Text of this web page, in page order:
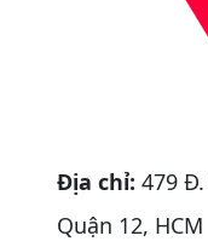
Địa chỉ: 479
Quận 12, HCM